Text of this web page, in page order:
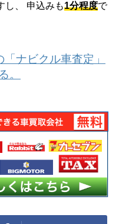
し、 申込みも1分程度で
ナビクル車査定」
。